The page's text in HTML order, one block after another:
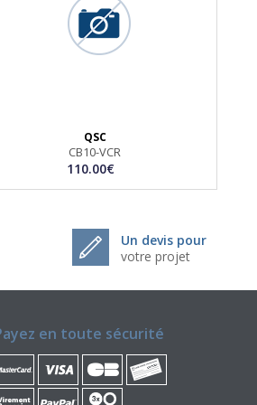
QSC
CB10-VCR
110.00€
Un devis pour
votre projet
en toute sécurité